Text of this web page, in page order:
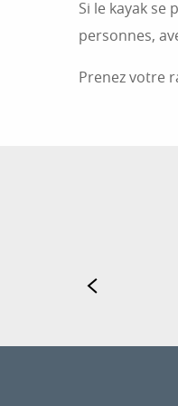
Si le kayak
personnes,
Prenez votre